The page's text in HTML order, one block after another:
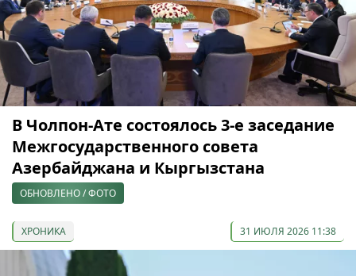
В Чолпон-Ате состоялось 3-е заседание
Межгосударственного совета
Азербайджана и Кыргызстана
ОБНОВЛЕНО / ФОТО
ХРОНИКА 31 ИЮЛЯ 2026 11:38